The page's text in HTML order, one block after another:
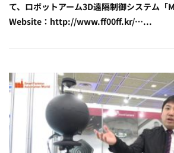
て、ロボットアーム3D遠隔制御システム「
Website：http://www.ff00ff.kr/…...